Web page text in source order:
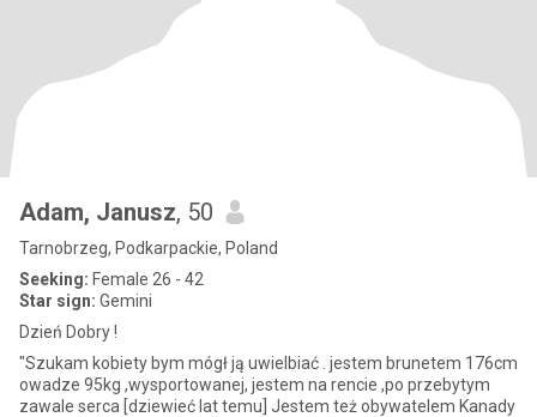
Adam, Janusz, 50
Tarnobrzeg, Podkarpackie, Poland
Seeking: Female 26 - 42
Star sign: Gemini
Dzień Dobry !
"Szukam kobiety bym mógł ją uwielbiać . jestem brunetem 176cm
owadze 95kg ,wysportowanej, jestem na rencie ,po przebytym
zawale serca [dziewieć lat temu] Jestem też obywatelem Kanady